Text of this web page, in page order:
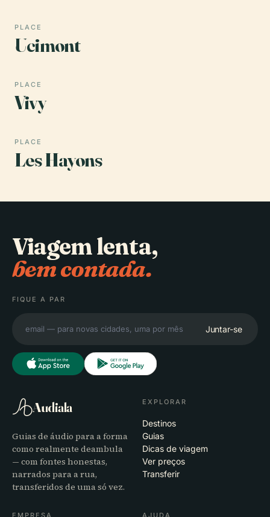
PLACE
Ucimont
PLACE
Vivy
PLACE
Les Hayons
Viagem lenta,
bem contada.
FIQUE A PAR
Juntar-se
Audiala
Guias de áudio para a forma
como realmente deambula
— com fontes honestas,
narrados para a rua,
transferidos de uma só vez.
EXPLORAR
Destinos
Guias
Dicas de viagem
Ver preços
Transferir
EMPRESA AJUDA